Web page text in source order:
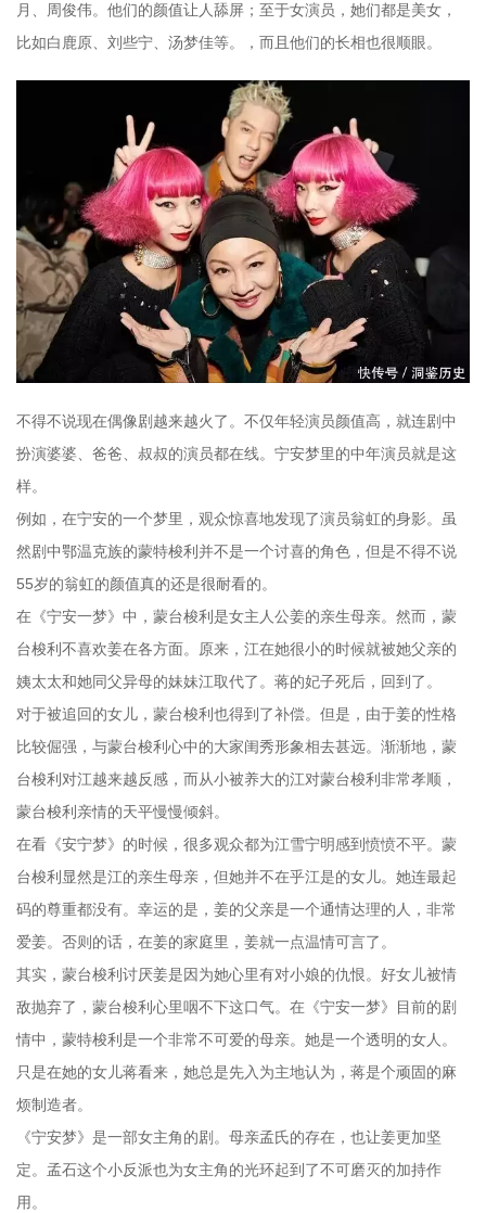
月、周俊伟。他们的颜值让人舔屏；至于女演员，她们都是美女，
比如白鹿原、刘些宁、汤梦佳等。，而且他们的长相也很顺眼。
不得不说现在偶像剧越来越火了。不仅年轻演员颜值高，就连剧中
扮演婆婆、爸爸、叔叔的演员都在线。宁安梦里的中年演员就是这
样。
例如，在宁安的一个梦里，观众惊喜地发现了演员翁虹的身影。虽
然剧中鄂温克族的蒙特梭利并不是一个讨喜的角色，但是不得不说
55岁的翁虹的颜值真的还是很耐看的。
在《宁安一梦》中，蒙台梭利是女主人公姜的亲生母亲。然而，蒙
台梭利不喜欢姜在各方面。原来，江在她很小的时候就被她父亲的
姨太太和她同父异母的妹妹江取代了。蒋的妃子死后，回到了。
对于被追回的女儿，蒙台梭利也得到了补偿。但是，由于姜的性格
比较倔强，与蒙台梭利心中的大家闺秀形象相去甚远。渐渐地，蒙
台梭利对江越来越反感，而从小被养大的江对蒙台梭利非常孝顺，
蒙台梭利亲情的天平慢慢倾斜。
在看《安宁梦》的时候，很多观众都为江雪宁明感到愤愤不平。蒙
台梭利显然是江的亲生母亲，但她并不在乎江是的女儿。她连最起
码的尊重都没有。幸运的是，姜的父亲是一个通情达理的人，非常
爱姜。否则的话，在姜的家庭里，姜就一点温情可言了。
其实，蒙台梭利讨厌姜是因为她心里有对小娘的仇恨。好女儿被情
敌抛弃了，蒙台梭利心里咽不下这口气。在《宁安一梦》目前的剧
情中，蒙特梭利是一个非常不可爱的母亲。她是一个透明的女人。
只是在她的女儿蒋看来，她总是先入为主地认为，蒋是个顽固的麻
烦制造者。
《宁安梦》是一部女主角的剧。母亲孟氏的存在，也让姜更加坚
定。孟石这个小反派也为女主角的光环起到了不可磨灭的加持作
用。